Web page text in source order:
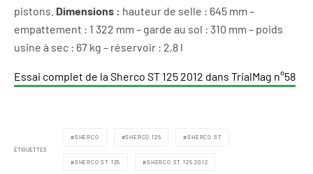
pistons. Dimensions : hauteur de selle : 645 mm –
empattement : 1 322 mm – garde au sol : 310 mm – poids
usine à sec : 67 kg – réservoir : 2,8 l
Essai complet de la Sherco ST 125 2012 dans TrialMag n°58
ÉTIQUETTES
SHERCO SHERCO 125 SHERCO ST
SHERCO ST 125 SHERCO ST 125 2012